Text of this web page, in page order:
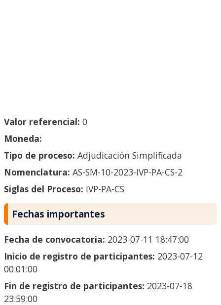
Valor referencial: 0
Moneda:
Tipo de proceso: Adjudicación Simplificada
Nomenclatura: AS-SM-10-2023-IVP-PA-CS-2
Siglas del Proceso: IVP-PA-CS
Fechas importantes
Fecha de convocatoria: 2023-07-11 18:47:00
Inicio de registro de participantes: 2023-07-12
00:01:00
Fin de registro de participantes: 2023-07-18
23:59:00